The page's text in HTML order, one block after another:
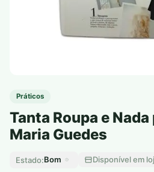
Práticos
Tanta Roupa e
Maria Guedes
Estado:Bom Disponível em